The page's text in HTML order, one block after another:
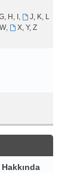
H, I ,
J, K, L
,
X, Y, Z